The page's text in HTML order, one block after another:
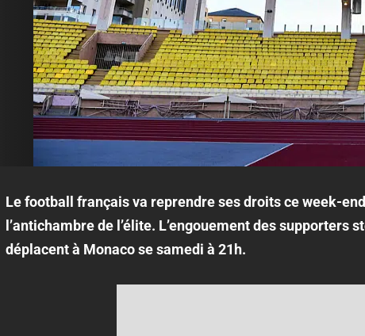
Le football français va reprendre ses droits ce week-
l’antichambre de l’élite. L’engouement des
déplacent à Monaco se samedi à 21h.